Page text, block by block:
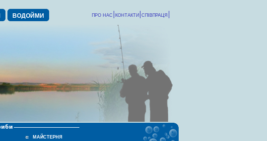
ВОДОЙМИ СПІВПРАЦЯ
КОНТАКТИ
ПРО НАС
МАЙСТЕРНЯ